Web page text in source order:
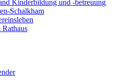
Kinderbildung und -betreuung
Schalkham
Rathaus